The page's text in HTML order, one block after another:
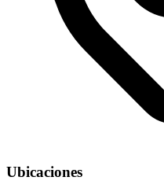
Ubicaciones